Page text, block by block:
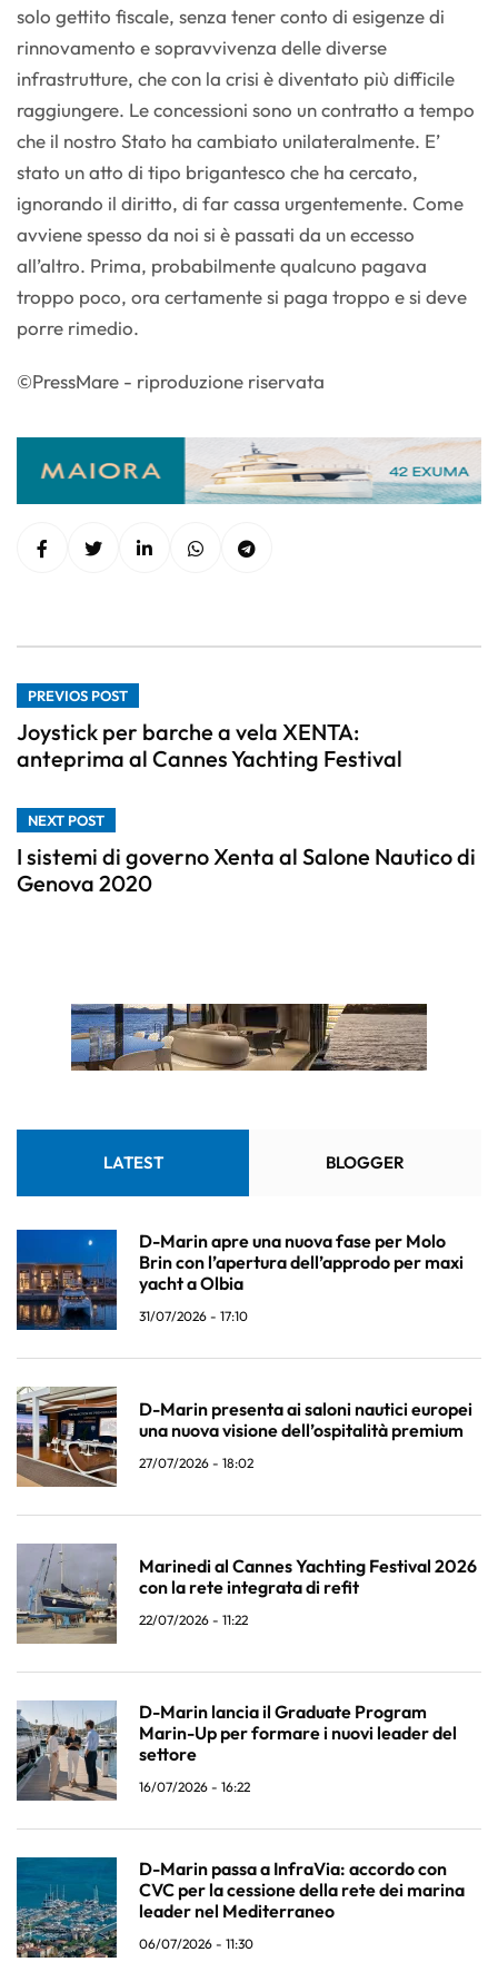
solo gettito fiscale, senza tener conto di esigenze di
rinnovamento e sopravvivenza delle diverse
infrastrutture, che con la crisi è diventato più difficile
raggiungere. Le concessioni sono un contratto a tempo
che il nostro Stato ha cambiato unilateralmente. E’
stato un atto di tipo brigantesco che ha cercato,
ignorando il diritto, di far cassa urgentemente. Come
avviene spesso da noi si è passati da un eccesso
all’altro. Prima, probabilmente qualcuno pagava
troppo poco, ora certamente si paga troppo e si deve
porre rimedio.
©PressMare - riproduzione riservata
PREVIOS POST
Joystick per barche a vela XENTA:
anteprima al Cannes Yachting Festival
NEXT POST
I sistemi di governo Xenta al Salone Nautico di
Genova 2020
LATEST BLOGGER
D-Marin apre una nuova fase per Molo
Brin con l’apertura dell’approdo per maxi
yacht a Olbia
31/07/2026 - 17:10
D-Marin presenta ai saloni nautici europei
una nuova visione dell’ospitalità premium
27/07/2026 - 18:02
Marinedi al Cannes Yachting Festival 2026
con la rete integrata di refit
22/07/2026 - 11:22
D-Marin lancia il Graduate Program
Marin-Up per formare i nuovi leader del
settore
16/07/2026 - 16:22
D-Marin passa a InfraVia: accordo con
CVC per la cessione della rete dei marina
leader nel Mediterraneo
06/07/2026 - 11:30